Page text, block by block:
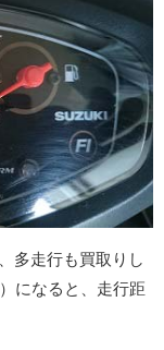
多走行も買取りし
になると、走行距